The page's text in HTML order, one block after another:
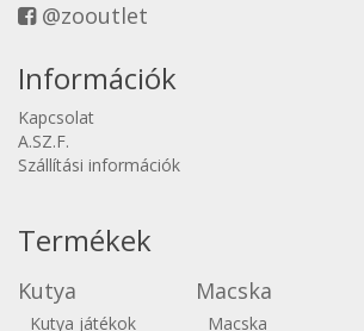
@zooutlet
Információk
Kapcsolat
A.SZ.F.
Szállítási információk
Termékek
Kutya
Kutya játékok
Macska
Macska